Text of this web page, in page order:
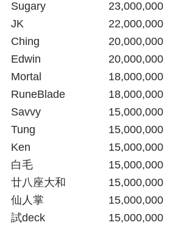
Sugary
23,000,000
JK				22,000,000
Ching  			20,000,000
Edwin			20,000,000
Mortal			18,000,000
RuneBlade		18,000,000
Savvy			15,000,000
Tung			15,000,000
Ken  			15,000,000
15,000,000
廿八座大和		15,000,000
仙人掌
15,000,000
試deck
15,000,000